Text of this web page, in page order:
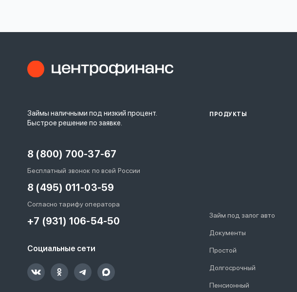
Займы наличными под низкий процент.
Быстрое решение по заявке.
8 (800) 700-37-67
Бесплатный звонок по всей России
8 (495) 011-03-59
Согласно тарифу оператора
+7 (931) 106-54-50
Социальные сети
ПРОДУКТЫ
Займ под залог авто
Документы
Простой
Долгосрочный
Пенсионный
Войти под другим номером